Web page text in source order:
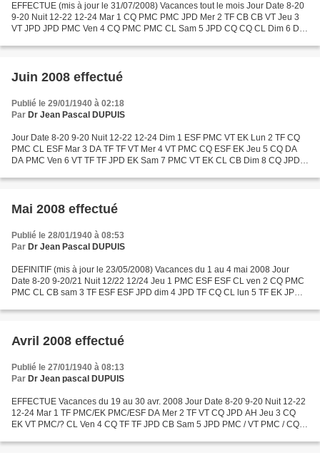
EFFECTUE (mis à jour le 31/07/2008) Vacances tout le mois Jour Date 8-20
9-20 Nuit 12-22 12-24 Mar 1 CQ PMC PMC JPD Mer 2 TF CB CB VT Jeu 3
VT JPD JPD PMC Ven 4 CQ PMC PMC CL Sam 5 JPD CQ CQ CL Dim 6 DA
Juin 2008 effectué
Publié le 29/01/1940 à 02:18
Par Dr Jean Pascal DUPUIS
Jour Date 8-20 9-20 Nuit 12-22 12-24 Dim 1 ESF PMC VT EK Lun 2 TF CQ
PMC CL ESF Mar 3 DA TF TF VT Mer 4 VT PMC CQ ESF EK Jeu 5 CQ DA
DA PMC Ven 6 VT TF TF JPD EK Sam 7 PMC VT EK CL CB Dim 8 CQ JPD
Mai 2008 effectué
Publié le 28/01/1940 à 08:53
Par Dr Jean Pascal DUPUIS
DEFINITIF (mis à jour le 23/05/2008) Vacances du 1 au 4 mai 2008 Jour
Date 8-20 9-20/21 Nuit 12/22 12/24 Jeu 1 PMC ESF ESF CL ven 2 CQ PMC
PMC CL CB sam 3 TF ESF ESF JPD dim 4 JPD TF CQ CL lun 5 TF EK JPD
Avril 2008 effectué
Publié le 27/01/1940 à 08:13
Par Dr Jean pascal DUPUIS
EFFECTUE Vacances du 19 au 30 avr. 2008 Jour Date 8-20 9-20 Nuit 12-22
12-24 Mar 1 TF PMC/EK PMC/ESF DA Mer 2 TF VT CQ JPD AH Jeu 3 CQ
EK VT PMC/? CL Ven 4 CQ TF TF JPD CB Sam 5 JPD PMC / VT PMC / CQ